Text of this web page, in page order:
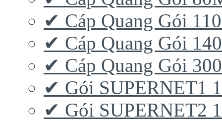
✔ Cáp Quang Gói
✔ Cáp Quang Gói
✔ Cáp Quang Gói
✔ Gói SUPERNET1
✔ Gói SUPERNET2